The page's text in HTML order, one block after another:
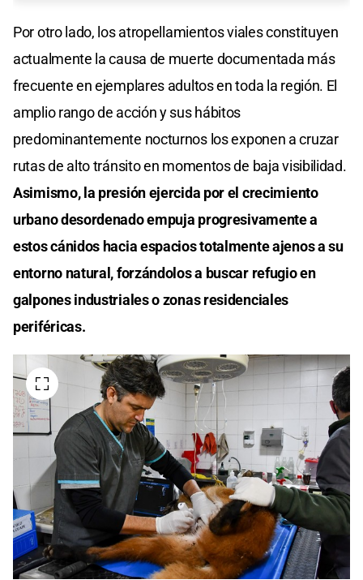
Por otro lado, los atropellamientos viales constituyen
actualmente la causa de muerte documentada más
frecuente en ejemplares adultos en toda la región. El
amplio rango de acción y sus hábitos
predominantemente nocturnos los exponen a cruzar
rutas de alto tránsito en momentos de baja visibilidad.
Asimismo, la presión ejercida por el crecimiento
urbano desordenado empuja progresivamente a
estos cánidos hacia espacios totalmente ajenos a su
entorno natural, forzándolos a buscar refugio en
galpones industriales o zonas residenciales
periféricas.